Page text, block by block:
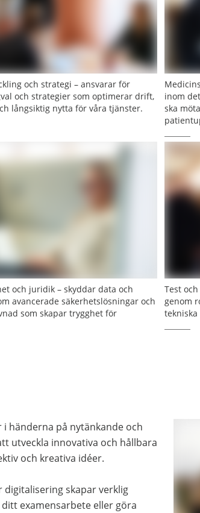
och strategi – ansvarar för
och strategier som optimerar drift,
långsiktig nytta för våra tjänster.
inom
ska
och juridik – skyddar data och
avancerade säkerhetslösningar och
som skapar trygghet för
Test
genom
händerna på nytänkande och
utveckla innovativa och hållbara
och kreativa idéer.
digitalisering skapar verklig
examensarbete eller göra